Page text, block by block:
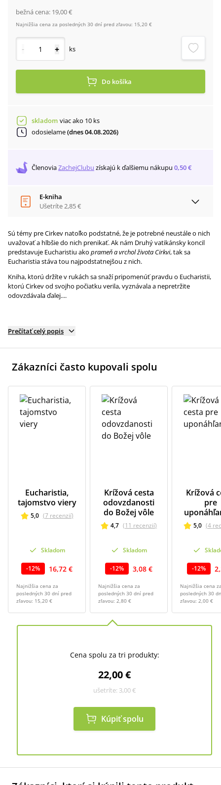
bežná cena: 19,00 €
Najnižšia cena za posledných 30 dní pred zľavou: 15,20 €
- + ks
Do košíka
skladom viac ako 10 ks
odosielame(dnes 04.08.2026)
ČlenoviaZachejClubu získajú k ďalšiemu nákupu 0,50 €
E-kniha
Ušetríte2,85 €
Sú témy pre Cirkev natoľko podstatné, že je potrebné neustále o nich
uvažovať a hlbšie do nich prenikať. Ak nám Druhý vatikánsky koncil
predstavuje Eucharistiu ako prameň a vrchol života Cirkvi, tak sa
Eucharistia stáva tou najpodstatnejšou z nich.
Kniha, ktorú držíte v rukách sa snaží pripomenúť pravdu o Eucharistii,
ktorú Cirkev od svojho počiatku verila, vyznávala a nepretržite
odovzdávala ďalej....
Prečítať celý popis
Zákazníci často kupovali spolu
Eucharistia,
tajomstvo viery
5,0 (7 recenzií)
Skladom
-12% 16,72 €
Najnižšia cena za
posledných 30 dní pred
zľavou: 15,20 €
Krížová cesta
odovzdanosti
do Božej vôle
4,7 (11 recenzií)
Skladom
-12% 3,08 €
Najnižšia cena za
posledných 30 dní pred
zľavou: 2,80 €
Krížová
pre
5,0 (4
-12%
Najnižšia cena
posledných 30
zľavou: 2,00 €
Cena spolu za tri produkty:
22,00 €
ušetríte: 3,00 €
Kúpiť spolu